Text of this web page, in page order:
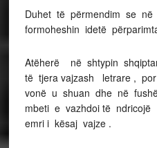
Duhet të përmendim se
formoheshin idetë
Atëherë në shtypin
të tjera vajzash letrare ,
vonë u shuan dhe në
mbeti e vazhdoi të
emri i kësaj vajze .